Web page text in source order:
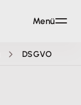
DSGVO
Menü